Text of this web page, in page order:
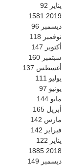
يناير 92
2019
1581
ديسمبر 96
نوفمبر 118
أكتوبر 147
سبتمبر 160
أغسطس 137
يوليو 111
يونيو 97
مايو 144
أبريل 165
مارس 142
فبراير 142
يناير 122
2018
1885
ديسمبر 149